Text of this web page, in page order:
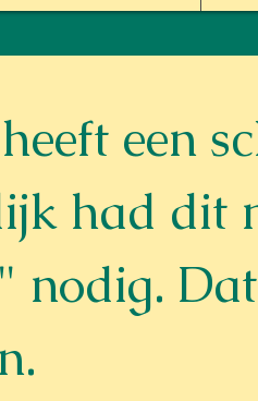
een
had dit
nodig.